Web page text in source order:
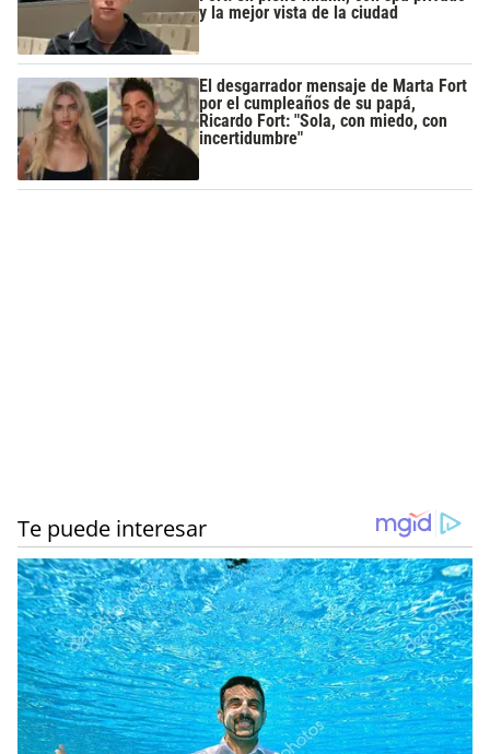
y la mejor vista de la ciudad
El desgarrador mensaje de Marta Fort
por el cumpleaños de su papá,
Ricardo Fort: "Sola, con miedo, con
incertidumbre"